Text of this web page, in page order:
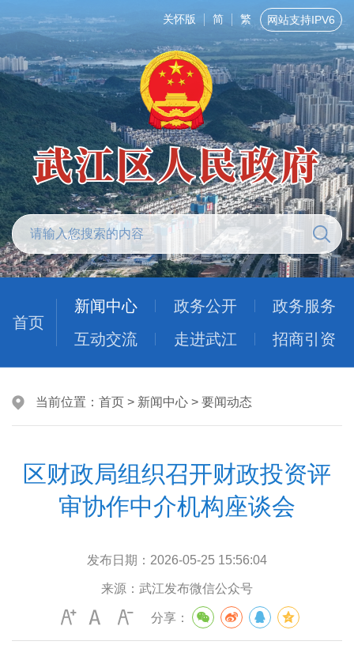
关怀版 简 繁 网站支持IPV6
首页
新闻中心 政务公开
政务服务
互动交流
走进武江 招商引资
当前位置： 首页 > 新闻中心 > 要闻动态
区财政局组织召开财政投资评
审协作中介机构座谈会
发布日期： 2026-05-25 15:56:04
来源： 武江发布微信公众号
分享：